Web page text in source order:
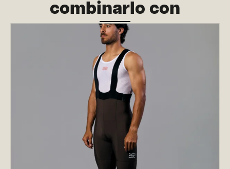
combinarlo con